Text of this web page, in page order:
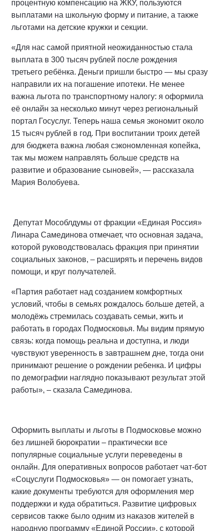
процентную компенсацию на ЖКУ, пользуются
выплатами на школьную форму и питание, а также
льготами на детские кружки и секции.
«Для нас самой приятной неожиданностью стала
выплата в 300 тысяч рублей после рождения
третьего ребёнка. Деньги пришли быстро — мы сразу
направили их на погашение ипотеки. Не менее
важна льгота по транспортному налогу: я оформила
её онлайн за несколько минут через региональный
портал Госуслуг. Теперь наша семья экономит около
15 тысяч рублей в год. При воспитании троих детей
для бюджета важна любая сэкономленная копейка,
так мы можем направлять больше средств на
развитие и образование сыновей», — рассказала
Мария Волобуева.
Депутат Мособлдумы от фракции «Единая Россия»
Линара Самединова отмечает, что основная задача,
которой руководствовалась фракция при принятии
социальных законов, – расширять и перечень видов
помощи, и круг получателей.
«Партия работает над созданием комфортных
условий, чтобы в семьях рождалось больше детей, а
молодёжь стремилась создавать семьи, жить и
работать в городах Подмосковья. Мы видим прямую
связь: когда помощь реальна и доступна, и люди
чувствуют уверенность в завтрашнем дне, тогда они
принимают решение о рождении ребенка. И цифры
по демографии наглядно показывают результат этой
работы», – сказала Самединова.
Оформить выплаты и льготы в Подмосковье можно
без лишней бюрократии – практически все
популярные социальные услуги переведены в
онлайн. Для оперативных вопросов работает чат-бот
«Соцуслуги Подмосковья» — он помогает узнать,
какие документы требуются для оформления мер
поддержки и куда обратиться. Развитие цифровых
сервисов также было одним из наказов жителей в
народную программу «Единой России», с которой